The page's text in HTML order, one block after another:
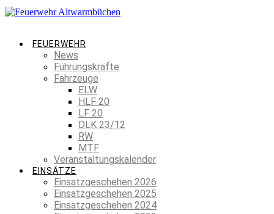
FEUERWEHR
News
Führungskräfte
Fahrzeuge
ELW
HLF 20
LF 20
DLK 23/12
RW
MTF
Veranstaltungskalender
EINSÄTZE
Einsatzgeschehen 2026
Einsatzgeschehen 2025
Einsatzgeschehen 2024